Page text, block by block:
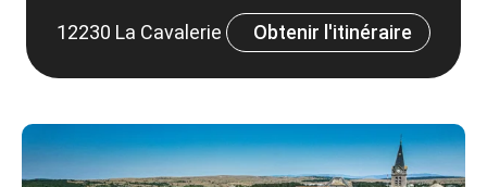
12230 La Cavalerie
Obtenir l'itinéraire